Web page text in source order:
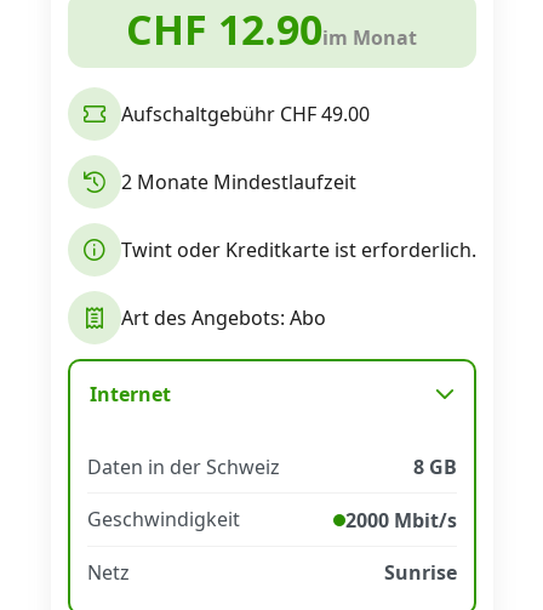
Kombi-Angebote
Aktionen
News
Forum
Über uns
CHF 12.90im Monat
Aufschaltgebühr CHF 49.00
2 Monate Mindestlaufzeit
Twint oder Kreditkarte ist erforderlich.
Art des Angebots: Abo
Internet
Daten in der Schweiz
8 GB
Geschwindigkeit
2000 Mbit/s
Netz
Sunrise